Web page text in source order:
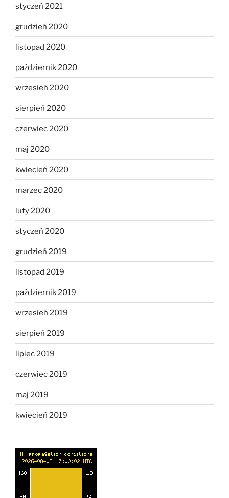
styczeń 2021
grudzień 2020
listopad 2020
październik 2020
wrzesień 2020
sierpień 2020
czerwiec 2020
maj 2020
kwiecień 2020
marzec 2020
luty 2020
styczeń 2020
grudzień 2019
listopad 2019
październik 2019
wrzesień 2019
sierpień 2019
lipiec 2019
czerwiec 2019
maj 2019
kwiecień 2019